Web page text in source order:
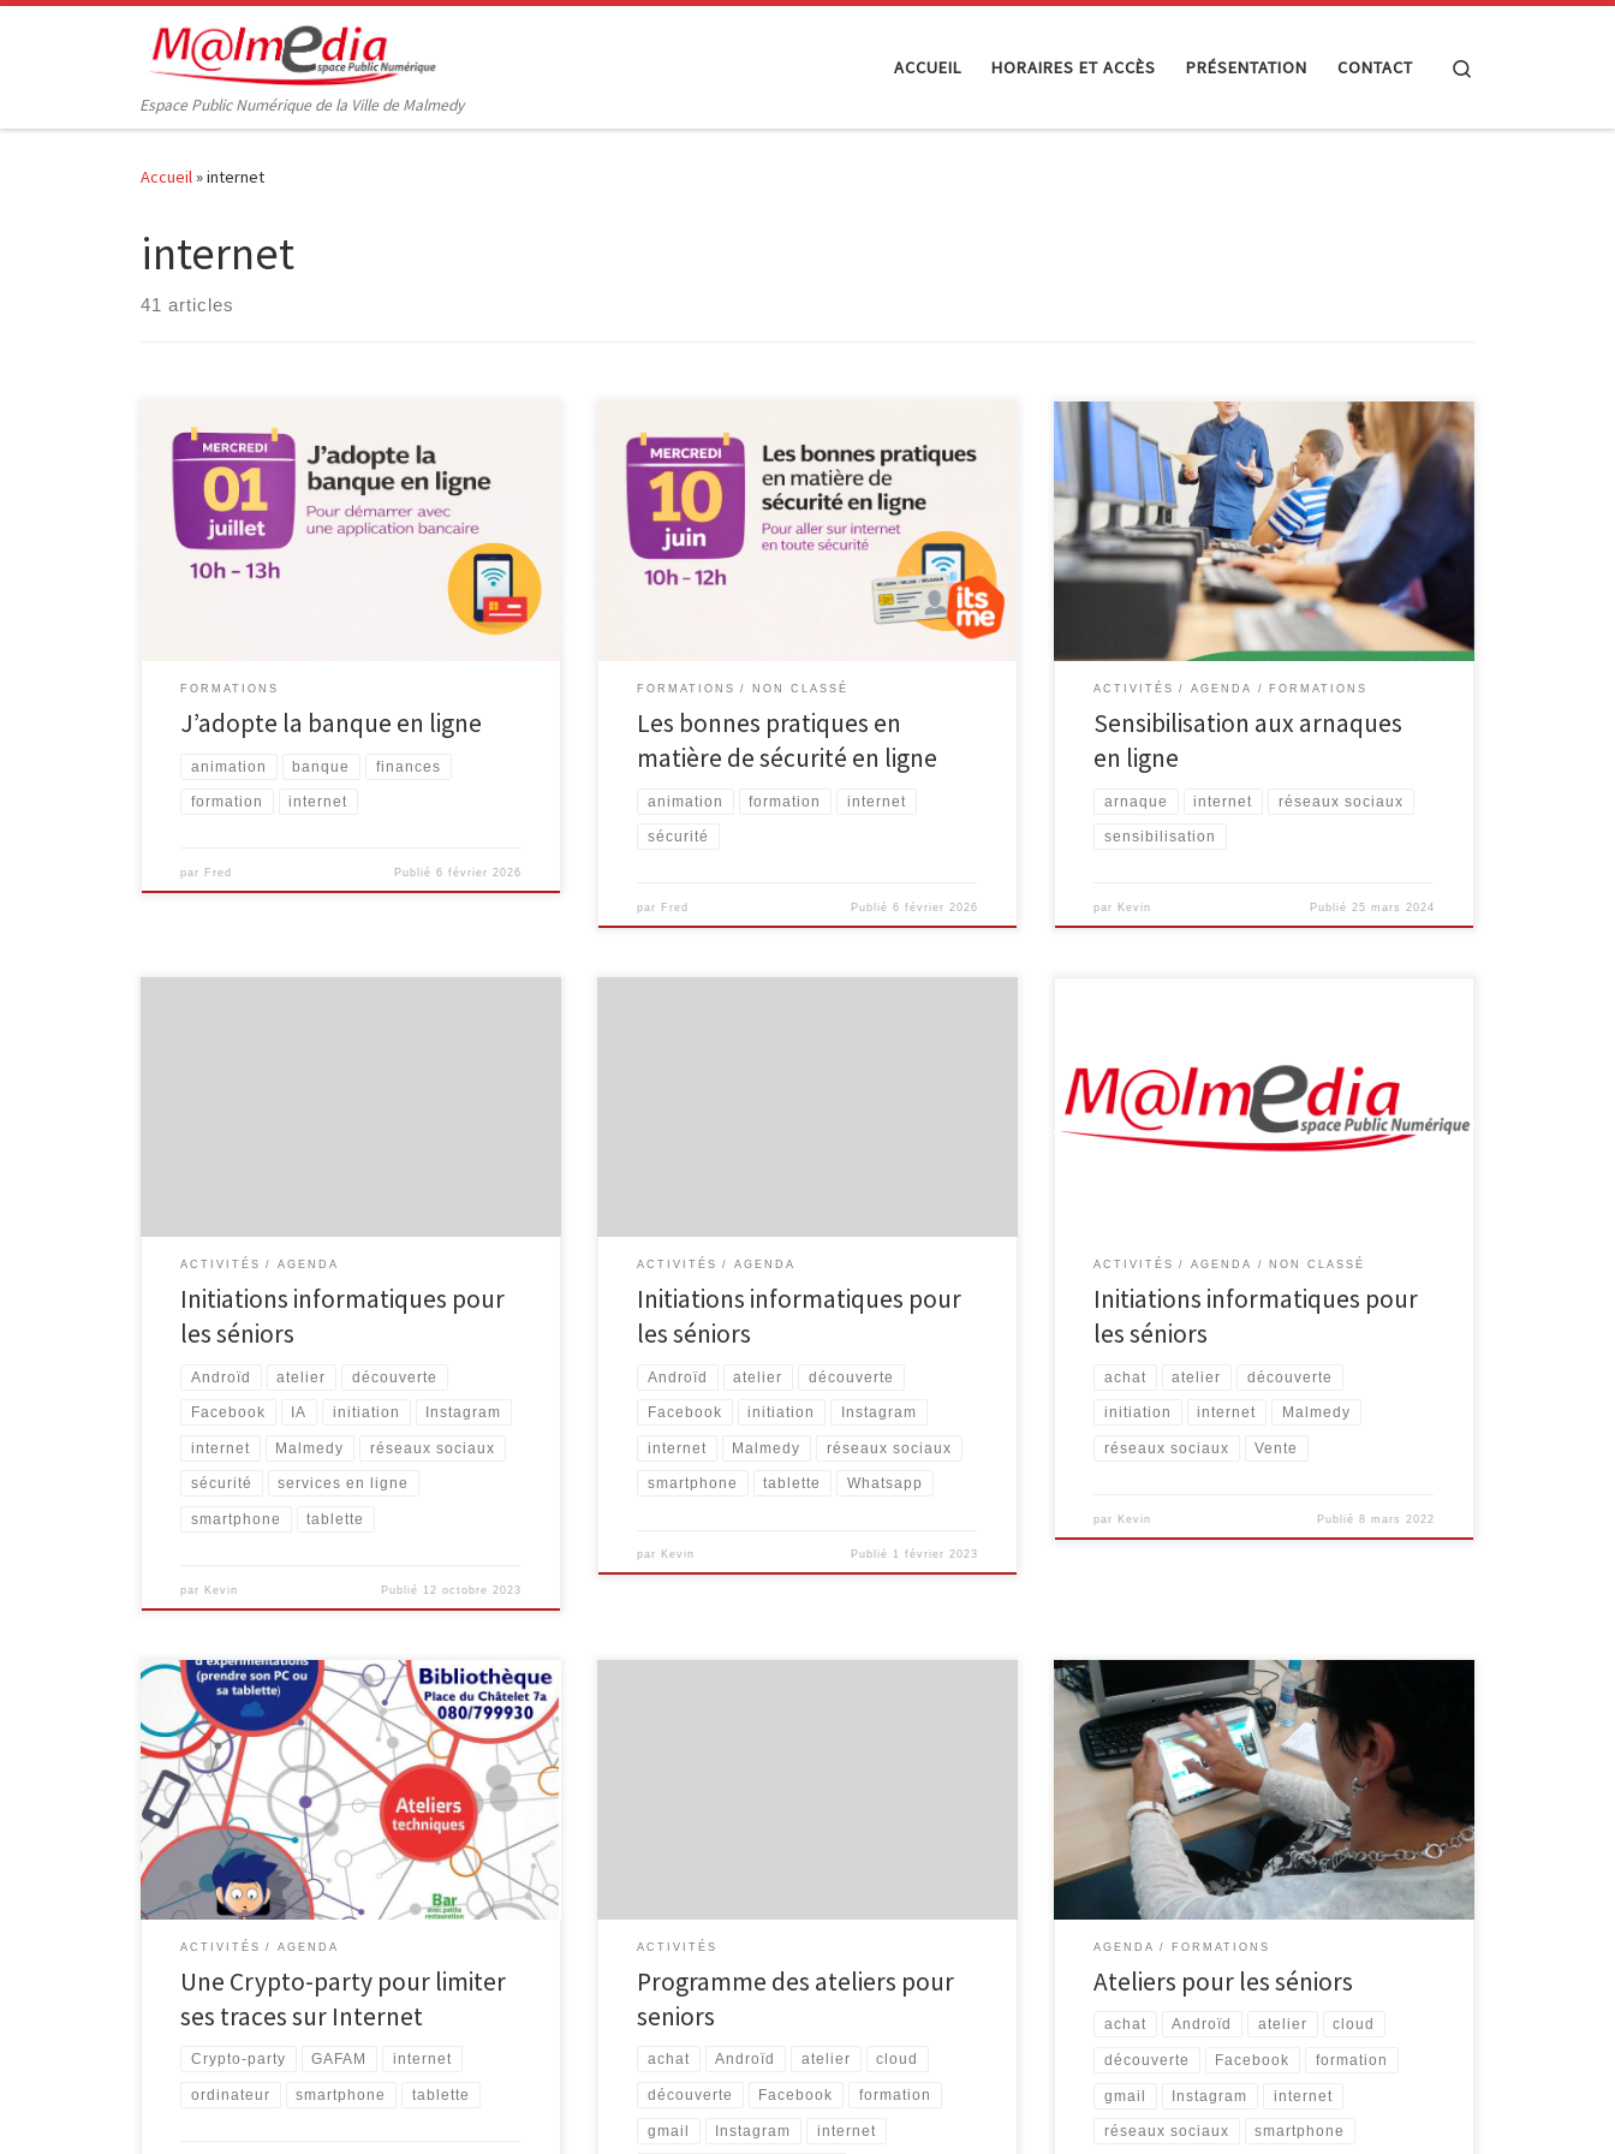
Passer au contenu
Espace Public Numérique de la Ville de Malmedy
ACCUEIL HORAIRES ET ACCÈS PRÉSENTATION CONTACT
Accueil»internet
internet
41 articles
Le mercredi 1er juillet, de 10h à 13h, l’Espace Public
Numérique propose un atelier formatif dédié à la
banque en ligne, animé par Febelfin, dans le cadre du
cycle Consommaverti. La banque numérique, c’est les
opérations bancaires que vous effectuez via votre
ordinateur, votre tablette ou votre smartphone. Mais
FORMATIONS
J’adopte la banque en ligne
animation banque finances
formation internet
par Fred Publié 6 février 2026
Le mercredi 10 juin 2026, de 10h à 12h, l’Espace
Public Numérique organise un atelier formatif
consacré aux bonnes pratiques en matière de sécurité
en ligne, dans le cadre du cycle Consommaverti. À
l’heure où les démarches numériques et les services
en ligne font partie du quotidien, cet atelier a […]
FORMATIONS NON CLASSÉ
Les bonnes pratiques en
matière de sécurité en ligne
animation formation internet
sécurité
par Fred Publié 6 février 2026
Fraudes sur les réseaux sociaux, courriels malveillants,
produits publicitaires trompeurs… Les escroqueries en
ligne explosent. Nous vous convions à un atelier
pratique sur la sécurité numérique à l’EPN (Espace
Public Numérique) de la bibliothèque de Malmedy.
Rejoignez-nous pour découvrir comment vous
protéger contre ces arnaques en ligne. Intéressé(e) ?
Inscrivez-vous […]
ACTIVITÉS AGENDA FORMATIONS
Sensibilisation aux arnaques
en ligne
arnaque internet réseaux sociaux
sensibilisation
par Kevin Publié 25 mars 2024
ACTIVITÉS AGENDA
Initiations informatiques pour
les séniors
Androïd atelier découverte
Facebook IA initiation Instagram
internet Malmedy réseaux sociaux
sécurité services en ligne
smartphone tablette
par Kevin Publié 12 octobre 2023
ACTIVITÉS AGENDA
Initiations informatiques pour
les séniors
Androïd atelier découverte
Facebook initiation Instagram
internet Malmedy réseaux sociaux
smartphone tablette Whatsapp
par Kevin Publié 1 février 2023
ateliers suivants : Découverte d’Internet Découvrez
Internet et ses bases : recherche d’information, envoi
de courrier électronique … 4 séances organisées les
vendredis 22/04, 29/04, 06/05 et 13/05, de 9h30 à
ACTIVITÉS AGENDA NON CLASSÉ
Initiations informatiques pour
les séniors
achat atelier découverte
initiation internet Malmedy
réseaux sociaux Vente
par Kevin Publié 8 mars 2022
Une Crypto-party est organisée le mercredi 16 octobre
à 18h à la bibliothèque de Malmedy. L’objectif ?
Apprendre à protéger ses données personnelles sur
Internet. Le numérique a fondamentalement
transformé nos pratiques de lecture et d’écriture.
L’accessibilité et l’offre de contenus ne cessent
d’augmenter tandis que de nouveaux supports
apparaissent. […]
ACTIVITÉS AGENDA
Une Crypto-party pour limiter
ses traces sur Internet
Crypto-party GAFAM internet
ordinateur smartphone tablette
ACTIVITÉS
Programme des ateliers pour
seniors
achat Androïd atelier cloud
découverte Facebook formation
gmail Instagram internet
Plusieurs initiations destinées aux séniors auront lieu
lors des semaines à venir. Internet pour les séniors
Découvrez Internet et ses bases : recherche
d’information, envoi de courrier électronique … 4
séances organisées les vendredis 05/10, 12/10, 19/10
et 26/10, de 9h30 à 11h30. Facebook, Instagram, etc.
(Complet) Les réseaux sociaux […]
AGENDA FORMATIONS
Ateliers pour les séniors
achat Androïd atelier cloud
découverte Facebook formation
gmail Instagram internet
réseaux sociaux smartphone